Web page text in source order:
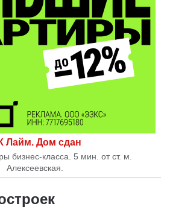
Лайм. Дом сдан
бизнес-класса. 5 мин. от ст. м.
Алексеевская.